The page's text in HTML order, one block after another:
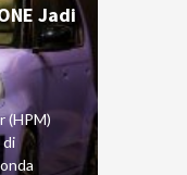
Jadi
(HPM)
di